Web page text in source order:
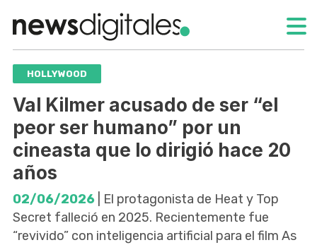
HOLLYWOOD
Val Kilmer acusado de ser “el
peor ser humano” por un
cineasta que lo dirigió hace 20
años
02/06/2026 | El protagonista de Heat y Top
Secret falleció en 2025. Recientemente fue
“revivido” con inteligencia artificial para el film As